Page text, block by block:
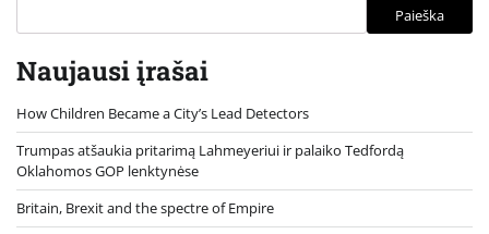
Paieška
Naujausi įrašai
How Children Became a City’s Lead Detectors
Trumpas atšaukia pritarimą Lahmeyeriui ir palaiko Tedfordą
Oklahomos GOP lenktynėse
Britain, Brexit and the spectre of Empire